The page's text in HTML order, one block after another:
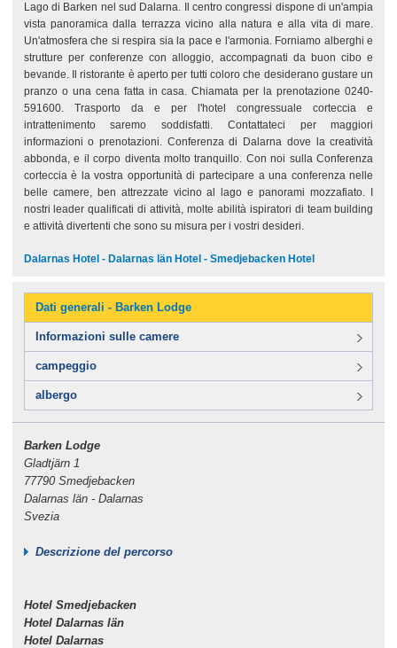
Lago di Barken nel sud Dalarna. Il centro congressi dispone di un'ampia
vista panoramica dalla terrazza vicino alla natura e alla vita di mare.
Un'atmosfera che si respira sia la pace e l'armonia. Forniamo alberghi e
strutture per conferenze con alloggio, accompagnati da buon cibo e
bevande. Il ristorante è aperto per tutti coloro che desiderano gustare un
pranzo o una cena fatta in casa. Chiamata per la prenotazione 0240-
591600. Trasporto da e per l'hotel congressuale corteccia e
intrattenimento saremo soddisfatti. Contattateci per maggiori
informazioni o prenotazioni. Conferenza di Dalarna dove la creatività
abbonda, e il corpo diventa molto tranquillo. Con noi sulla Conferenza
corteccia è la vostra opportunità di partecipare a una conferenza nelle
belle camere, ben attrezzate vicino al lago e panorami mozzafiato. I
nostri leader qualificati di attività, molte abilità ispiratori di team building
e attività divertenti che sono su misura per i vostri desideri.
Dalarnas Hotel - Dalarnas län Hotel - Smedjebacken Hotel
Dati generali - Barken Lodge
Informazioni sulle camere
campeggio
albergo
Barken Lodge
Gladtjärn 1
77790 Smedjebacken
Dalarnas län - Dalarnas
Svezia
Descrizione del percorso
Hotel Smedjebacken
Hotel Dalarnas län
Hotel Dalarnas